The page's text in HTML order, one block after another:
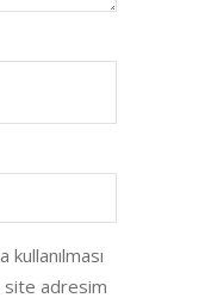
site adresim